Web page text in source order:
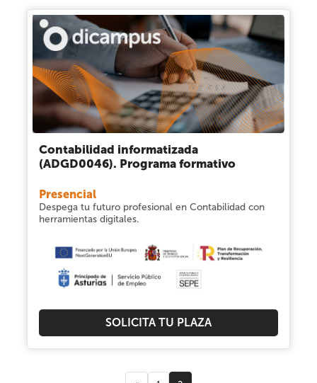
Contabilidad informatizada
(ADGD0046). Programa formativo
Presencial
Despega tu futuro profesional en Contabilidad con
herramientas digitales.
SOLICITA TU PLAZA